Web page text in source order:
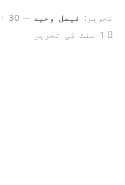
تحریر: فیصل وحید
30 اکتوبر 2022ء
1 منٹ کی تحریر